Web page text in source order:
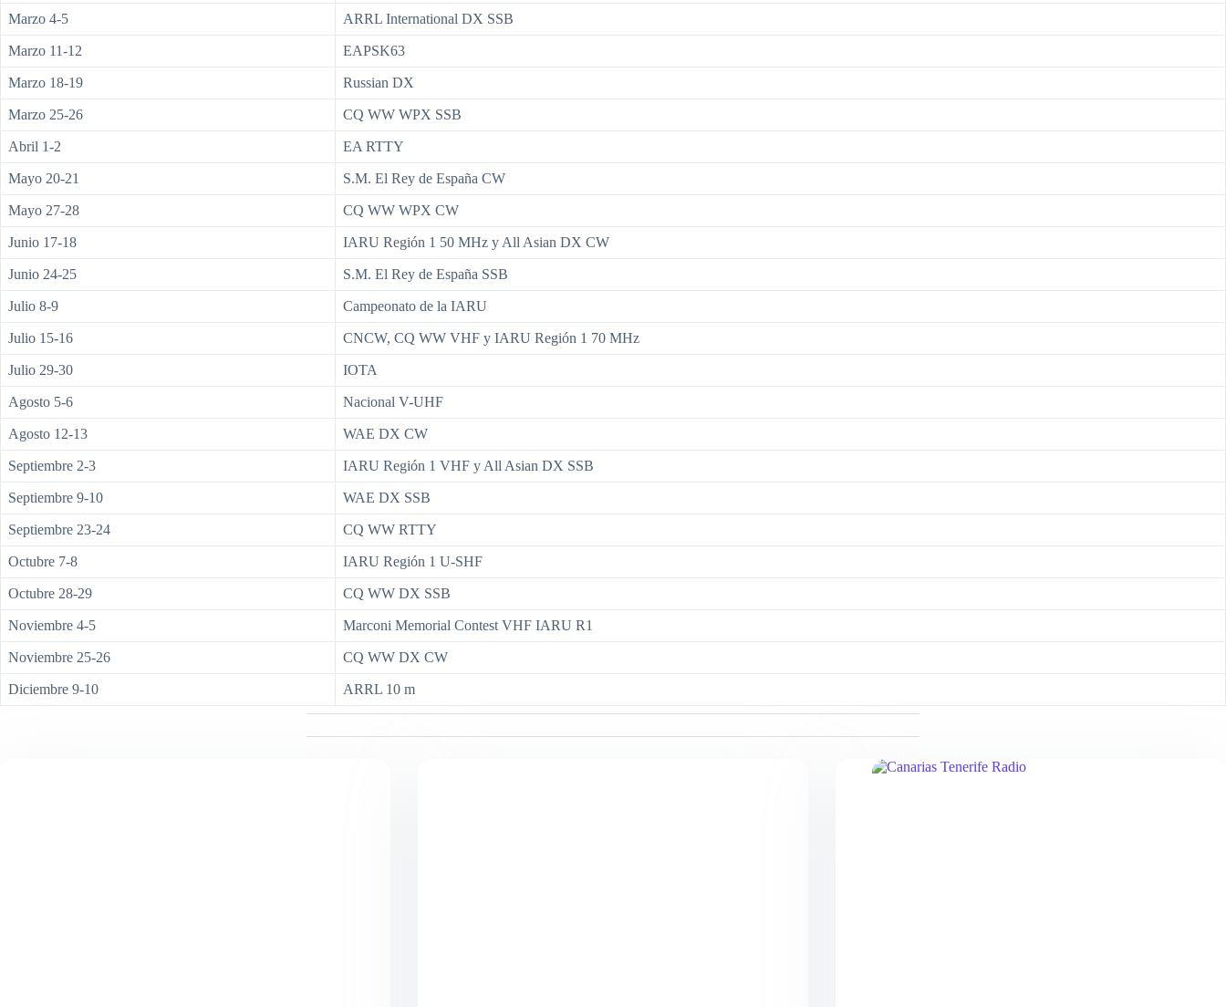
Marzo 4-5 ARRL International DX SSB
Marzo 11-12 EAPSK63
Marzo 18-19 Russian DX
Marzo 25-26 CQ WW WPX SSB
Abril 1-2 EA RTTY
Mayo 20-21 S.M. El Rey de España CW
Mayo 27-28 CQ WW WPX CW
Junio 17-18 IARU Región 1 50 MHz y All Asian DX CW
Junio 24-25 S.M. El Rey de España SSB
Julio 8-9 Campeonato de la IARU
Julio 15-16 CNCW, CQ WW VHF y IARU Región 1 70 MHz
Julio 29-30 IOTA
Agosto 5-6 Nacional V-UHF
Agosto 12-13 WAE DX CW
Septiembre 2-3 IARU Región 1 VHF y All Asian DX SSB
Septiembre 9-10 WAE DX SSB
Septiembre 23-24 CQ WW RTTY
Octubre 7-8 IARU Región 1 U-SHF
Octubre 28-29 CQ WW DX SSB
Noviembre 4-5 Marconi Memorial Contest VHF IARU R1
Noviembre 25-26 CQ WW DX CW
Diciembre 9-10 ARRL 10 m